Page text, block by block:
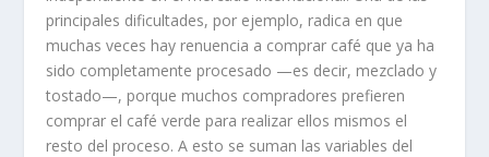
principales dificultades, por ejemplo, radica en que
muchas veces hay renuencia a comprar café que ya ha
sido completamente procesado —es decir, mezclado y
tostado—, porque muchos compradores prefieren
comprar el café verde para realizar ellos mismos el
resto del proceso. A esto se suman las variables del